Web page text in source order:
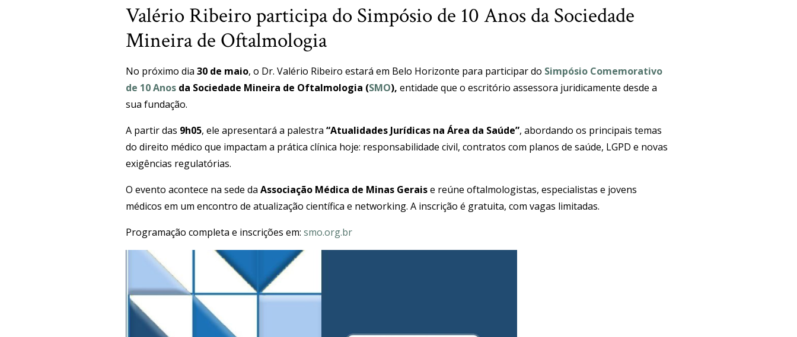
Valério Ribeiro participa do Simpósio de 10 Anos da Sociedade
Mineira de Oftalmologia
No próximo dia 30 de maio, o Dr. Valério Ribeiro estará em Belo Horizonte para participar do Simpósio Comemorativo
de 10 Anos da Sociedade Mineira de Oftalmologia (SMO), entidade que o escritório assessora juridicamente desde a
sua fundação.
A partir das 9h05, ele apresentará a palestra “Atualidades Jurídicas na Área da Saúde”, abordando os principais temas
do direito médico que impactam a prática clínica hoje: responsabilidade civil, contratos com planos de saúde, LGPD e novas
exigências regulatórias.
O evento acontece na sede da Associação Médica de Minas Geraise reúne oftalmologistas, especialistas e jovens
médicos em um encontro de atualização científica e networking. A inscrição é gratuita, com vagas limitadas.
Programação completa e inscrições em: smo.org.br